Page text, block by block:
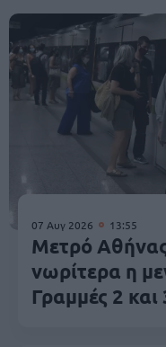
07 Αυγ 2026 13:55
Μετρό
νωρίτερα η
Γραμμές 2 και